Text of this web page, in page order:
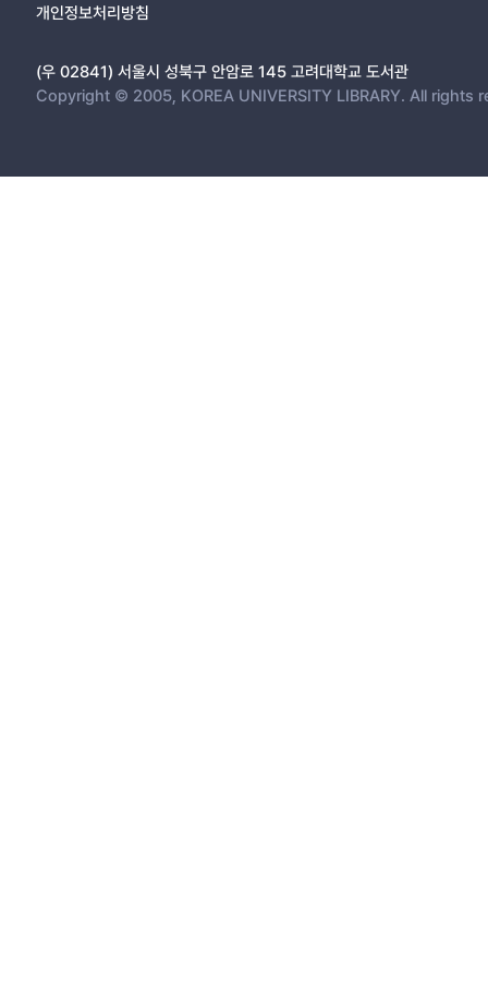
개인정보처리방침
(우 02841) 서울시 성북구 안암로 145 고려대학교 도서관
Copyright © 2005, KOREA UNIVERSITY LIBRARY. All rights